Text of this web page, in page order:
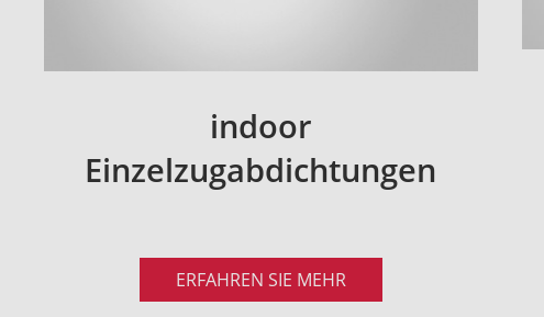
indoor
Einzelzugabdichtungen
ERFAHREN SIE MEHR